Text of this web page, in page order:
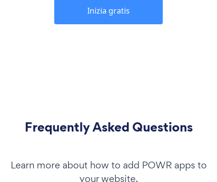
Inizia gratis
Frequently Asked Questions
Learn more about how to add POWR apps to
your website.